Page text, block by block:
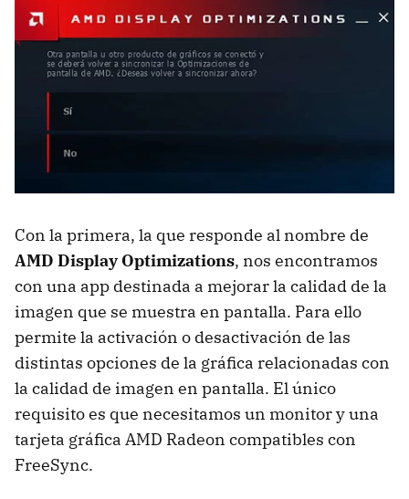
Con la primera, la que responde al nombre de
AMD Display Optimizations, nos encontramos
con una app destinada a mejorar la calidad de la
imagen que se muestra en pantalla. Para ello
permite la activación o desactivación de las
distintas opciones de la gráfica relacionadas con
la calidad de imagen en pantalla. El único
requisito es que necesitamos un monitor y una
tarjeta gráfica AMD Radeon compatibles con
FreeSync.